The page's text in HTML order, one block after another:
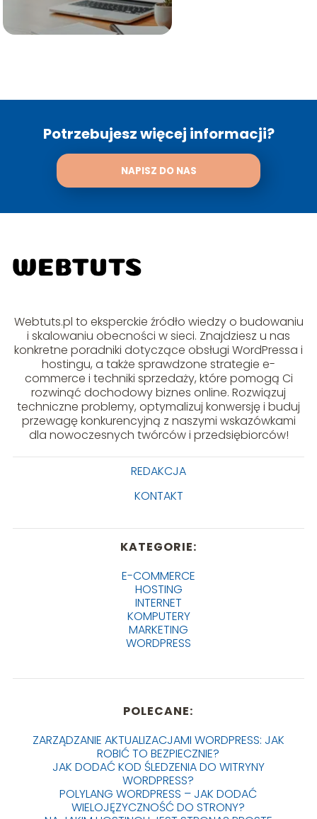
Potrzebujesz więcej informacji?
NAPISZ DO NAS
Webtuts.pl to eksperckie źródło wiedzy o budowaniu
i skalowaniu obecności w sieci. Znajdziesz u nas
konkretne poradniki dotyczące obsługi WordPressa i
hostingu, a także sprawdzone strategie e-
commerce i techniki sprzedaży, które pomogą Ci
rozwinąć dochodowy biznes online. Rozwiązuj
techniczne problemy, optymalizuj konwersję i buduj
przewagę konkurencyjną z naszymi wskazówkami
dla nowoczesnych twórców i przedsiębiorców!
REDAKCJA
KONTAKT
KATEGORIE:
E-COMMERCE
HOSTING
INTERNET
KOMPUTERY
MARKETING
WORDPRESS
POLECANE:
ZARZĄDZANIE AKTUALIZACJAMI WORDPRESS: JAK
ROBIĆ TO BEZPIECZNIE?
JAK DODAĆ KOD ŚLEDZENIA DO WITRYNY
WORDPRESS?
POLYLANG WORDPRESS – JAK DODAĆ
WIELOJĘZYCZNOŚĆ DO STRONY?